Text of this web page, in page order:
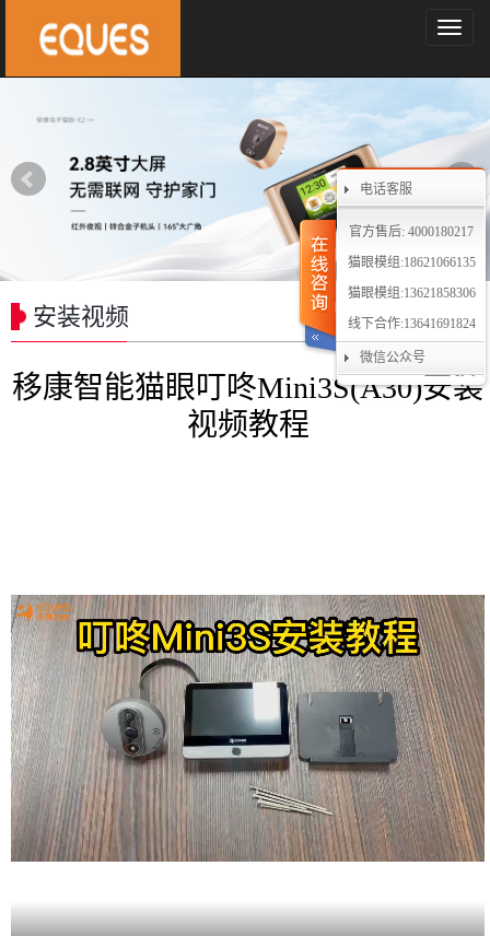
电话客服
官方售后: 4000180217
猫眼模组:18621066135
猫眼模组:13621858306
线下合作:13641691824
微信公众号
导
菜
安装视频
移康智能猫眼叮咚Mini3S(A30)安装
视频教程